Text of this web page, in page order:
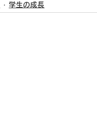
学生の成長